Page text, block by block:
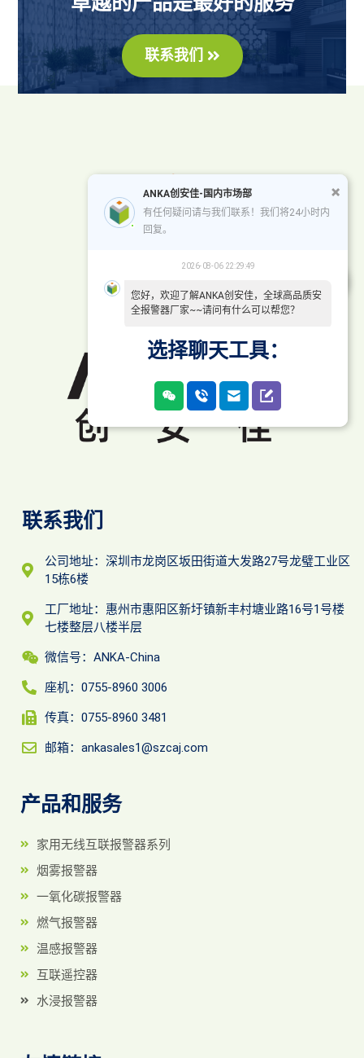
联系我们
联系我们
公司地址：深圳市龙岗区坂田街道大发路27号龙璧工业区
15栋6楼
工厂地址：惠州市惠阳区新圩镇新丰村塘业路16号1号楼
七楼整层八楼半层
微信号：ANKA-China
座机：0755-8960 3006
传真：0755-8960 3481
邮箱：ankasales1@szcaj.com
产品和服务
家用无线互联报警器系列
烟雾报警器
一氧化碳报警器
燃气报警器
温感报警器
互联遥控器
水浸报警器
ANKA创安佳-国内市场部
有任何疑问请与我们联系！我们将24小时内
回复。
2026-08-06 22:29:49
您好，欢迎了解ANKA创安佳，全球高品质安
全报警器厂家~~请问有什么可以帮您？
选择聊天工具：